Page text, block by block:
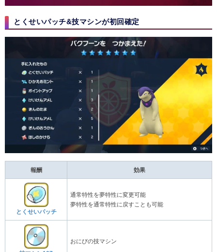
とくせいパッチ&技マシンが初回確定
報酬 効果
とくせいパッチ
通常特性を夢特性に変更可能
夢特性を通常特性に戻すことも可能
おにびの技マシン